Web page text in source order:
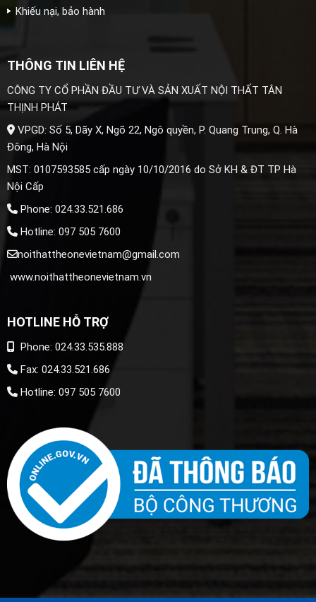
Khiếu nại, bảo hành
THÔNG TIN LIÊN HỆ
CÔNG TY CỔ PHẦN ĐẦU TƯ VÀ SẢN XUẤT NỘI THẤT TÂN
THỊNH PHÁT
VPGD: Số 5, Dãy X, Ngõ 22, Ngô quyền, P. Quang Trung, Q. Hà
Đông, Hà Nội
MST: 0107593585 cấp ngày 10/10/2016 do Sở KH & ĐT TP Hà
Nội Cấp
Phone: 024.33.521.686
Hotline: 097 505 7600
noithattheonevietnam@gmail.com
www.noithattheonevietnam.vn
HOTLINE HỖ TRỢ
Phone: 024.33.535.888
Fax: 024.33.521.686
Hotline: 097 505 7600